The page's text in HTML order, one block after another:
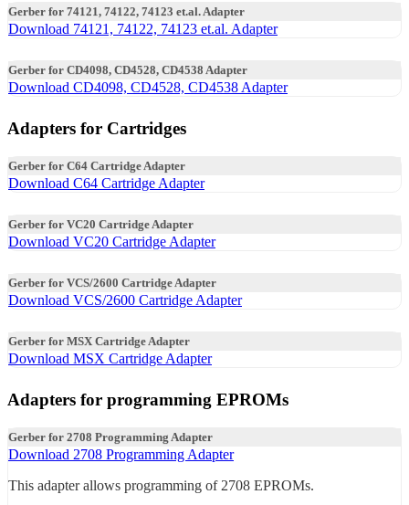
Gerber for 74121, 74122, 74123 et.al. Adapter
Download 74121, 74122, 74123 et.al. Adapter
Gerber for CD4098, CD4528, CD4538 Adapter
Download CD4098, CD4528, CD4538 Adapter
Adapters for Cartridges
Gerber for C64 Cartridge Adapter
Download C64 Cartridge Adapter
Gerber for VC20 Cartridge Adapter
Download VC20 Cartridge Adapter
Gerber for VCS/2600 Cartridge Adapter
Download VCS/2600 Cartridge Adapter
Gerber for MSX Cartridge Adapter
Download MSX Cartridge Adapter
Adapters for programming EPROMs
Gerber for 2708 Programming Adapter
Download 2708 Programming Adapter
This adapter allows programming of 2708 EPROMs.